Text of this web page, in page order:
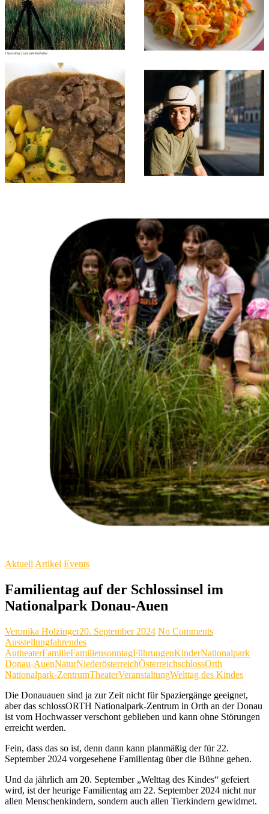
AktuellArtikel Events
Familientag auf der Schlossinsel im
Nationalpark Donau-Auen
Veronika Holzinger20. September 2024 No Comments
Ausstellungfahrendes
AutheaterFamilieFamiliensonntagFührungenKinderNationalpark
Donau-AuenNaturNiederösterreichÖsterreichschlossOrth
Nationalpark-ZentrumTheaterVeranstaltungWelttag des Kindes
Die Donauauen sind ja zur Zeit nicht für Spaziergänge geeignet,
aber das schlossORTH Nationalpark-Zentrum in Orth an der Donau
ist vom Hochwasser verschont geblieben und kann ohne Störungen
erreicht werden.
Fein, dass das so ist, denn dann kann planmäßig der für 22.
September 2024 vorgesehene Familientag über die Bühne gehen.
Und da jährlich am 20. September „Welttag des Kindes“ gefeiert
wird, ist der heurige Familientag am 22. September 2024 nicht nur
allen Menschenkindern, sondern auch allen Tierkindern gewidmet.